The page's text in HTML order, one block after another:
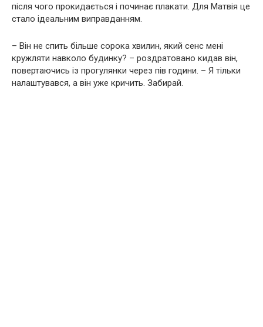
після чого прокидається і починає плакати. Для Матвія це
стало ідеальним виправданням.
– Він не спить більше сорока хвилин, який сенс мені
кружляти навколо будинку? – роздратовано кидав він,
повертаючись із прогулянки через пів години. – Я тільки
налаштувався, а він уже кричить. Забирай.